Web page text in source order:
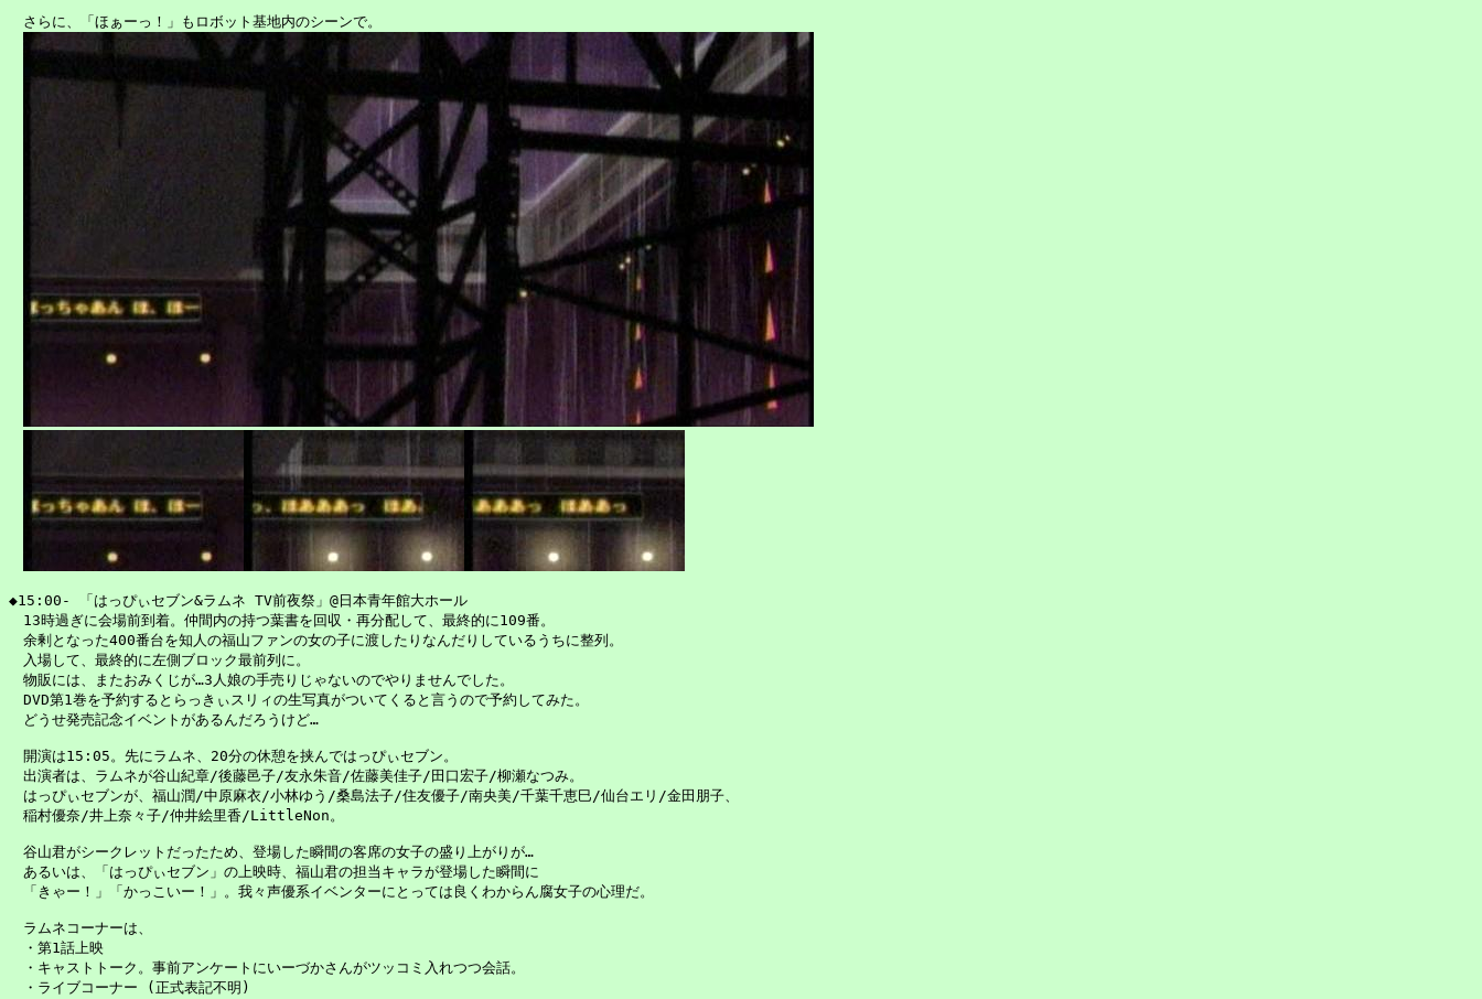
さらに、「ほぁーっ！」もロボット基地内のシーンで。
◆15:00- 「はっぴぃセブン&ラムネ TV前夜祭」@日本青年館大ホール
13時過ぎに会場前到着。仲間内の持つ葉書を回収・再分配して、最終的に109番。
余剰となった400番台を知人の福山ファンの女の子に渡したりなんだりしているうちに整列。
入場して、最終的に左側ブロック最前列に。
物販には、またおみくじが…3人娘の手売りじゃないのでやりませんでした。
DVD第1巻を予約するとらっきぃスリィの生写真がついてくると言うので予約してみた。
どうせ発売記念イベントがあるんだろうけど…
開演は15:05。先にラムネ、20分の休憩を挟んではっぴぃセブン。
出演者は、ラムネが谷山紀章/後藤邑子/友永朱音/佐藤美佳子/田口宏子/柳瀬なつみ。
はっぴぃセブンが、福山潤/中原麻衣/小林ゆう/桑島法子/住友優子/南央美/千葉千恵巳/仙台エリ/金田朋子、
稲村優奈/井上奈々子/仲井絵里香/LittleNon。
谷山君がシークレットだったため、登場した瞬間の客席の女子の盛り上がりが…
あるいは、「はっぴぃセブン」の上映時、福山君の担当キャラが登場した瞬間に
「きゃー！」「かっこいー！」。我々声優系イベンターにとっては良くわからん腐女子の心理だ。
ラムネコーナーは、
・第1話上映
・キャストトーク。事前アンケートにいーづかさんがツッコミ入れつつ会話。
・ライブコーナー (正式表記不明)